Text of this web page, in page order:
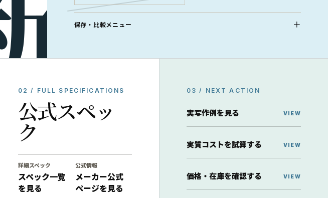
保存・比較メニュー
02 / FULL SPECIFICATIONS
公式スペッ
ク
詳細スペック
スペック一覧
を見る
公式情報
メーカー公式
ページを見る
03 / NEXT ACTION
実写作例を見る
実質コストを試算する
価格・在庫を確認する